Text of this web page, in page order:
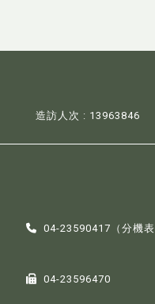
造訪人次 : 13963846
04-23590417（分機表
04-23596470